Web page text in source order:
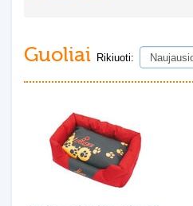
Guoliai Rikiuoti: